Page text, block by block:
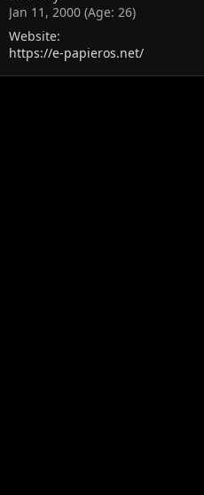
Jan 11, 2000 (Age: 26)
Website
https://e-papieros.net/